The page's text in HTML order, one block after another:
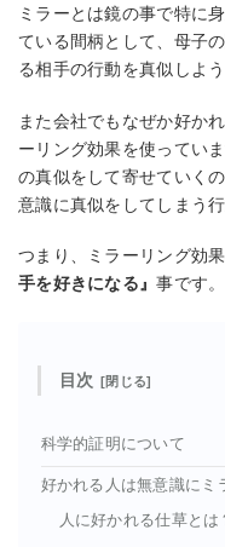
ミラーとは鏡の事で特に
ている間柄として、母子
る相手の行動を真似しよう
また会社でもなぜか好か
ーリング効果を使ってい
の真似をして寄せていく
意識に真似をしてしまう行
つまり、ミラーリング効
手を好きになる』事です。
目次
科学的証明について
好かれる人は無意識にミ
人に好かれる仕草とは